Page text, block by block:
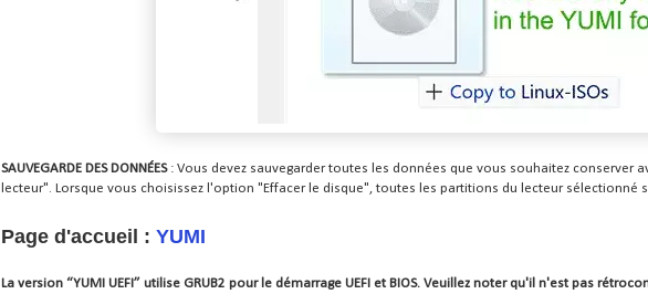
SAUVEGARDE DES DONNÉES : Vous devez sauvegarder toutes les données que vous souhaitez conserver
lecteur". Lorsque vous choisissez l'option "Effacer le disque", toutes les partitions du lecteur sélectionné
Page d'accueil : YUMI
La version “YUMI UEFI” utilise GRUB2 pour le démarrage UEFI et BIOS. Veuillez noter qu'il n'est pas